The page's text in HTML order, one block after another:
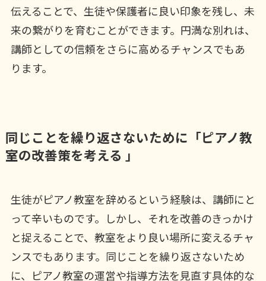
伝えることで、生徒や保護者に良い印象を残し、未
来の繋がりを育むことができます。円満な別れは、
講師としての信頼をさらに高めるチャンスでもあ
ります。
同じことを繰り返さないために「ピアノ教
室の改善策を考える 」
生徒がピアノ教室を辞めるという経験は、講師にと
って辛いものです。しかし、それを改善のきっかけ
と捉えることで、教室をより良い場所に変えるチャ
ンスでもあります。同じことを繰り返さないため
に、ピアノ教室の運営や指導方法を見直す具体的な